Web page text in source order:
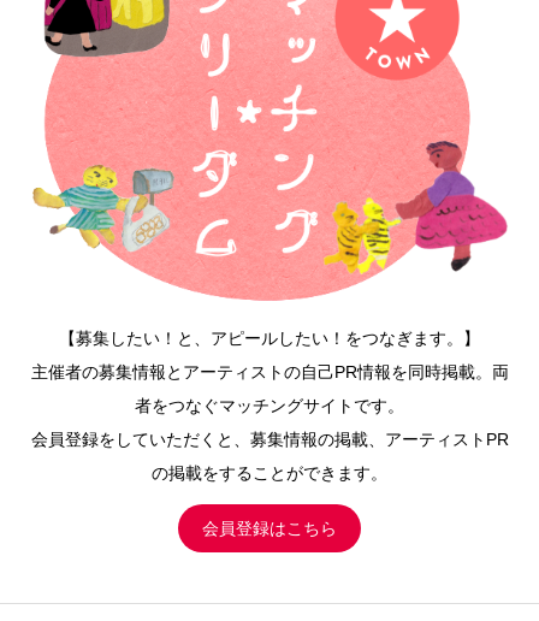
【募集したい！と、アピールしたい！をつなぎます。】
主催者の募集情報とアーティストの自己PR情報を同時掲載。両
者をつなぐマッチングサイトです。
会員登録をしていただくと、募集情報の掲載、アーティストPR
の掲載をすることができます。
会員登録はこちら